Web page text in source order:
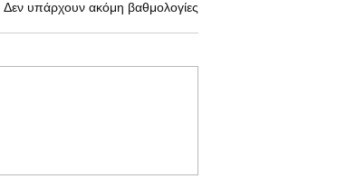
κυκλοφορήσει και στη διεθνή
με 0 από 5 αστέρια.
Δεν υπάρχουν ακόμη βαθμολογίες